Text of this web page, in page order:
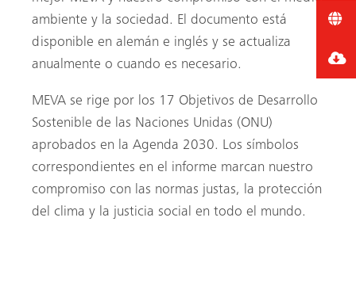
ambiente y la sociedad. El documento está
disponible en alemán e inglés y se actualiza
anualmente o cuando es necesario.
MEVA se rige por los 17 Objetivos de Desarrollo
Sostenible de las Naciones Unidas (ONU)
aprobados en la Agenda 2030. Los símbolos
correspondientes en el informe marcan nuestro
compromiso con las normas justas, la protección
del clima y la justicia social en todo el mundo.